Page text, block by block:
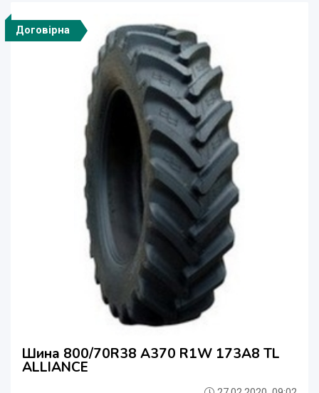
Договірна
Шина 800/70R38 A370 R1W 173A8 TL
ALLIANCE